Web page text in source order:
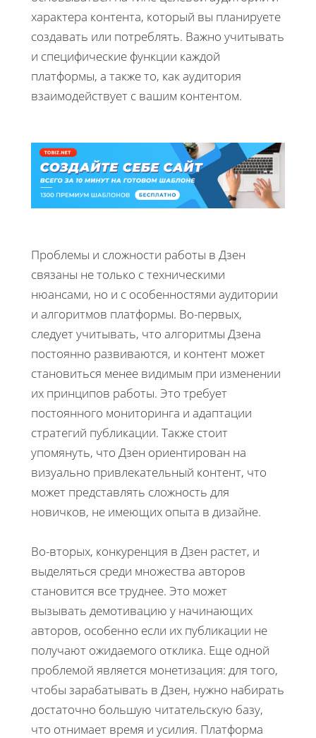
характера контента, который вы планируете
создавать или потреблять. Важно учитывать
и специфические функции каждой
платформы, а также то, как аудитория
взаимодействует с вашим контентом.
Проблемы и сложности работы в Дзен
связаны не только с техническими
нюансами, но и с особенностями аудитории
и алгоритмов платформы. Во-первых,
следует учитывать, что алгоритмы Дзена
постоянно развиваются, и контент может
становиться менее видимым при изменении
их принципов работы. Это требует
постоянного мониторинга и адаптации
стратегий публикации. Также стоит
упомянуть, что Дзен ориентирован на
визуально привлекательный контент, что
может представлять сложность для
новичков, не имеющих опыта в дизайне.
Во-вторых, конкуренция в Дзен растет, и
выделяться среди множества авторов
становится все труднее. Это может
вызывать демотивацию у начинающих
авторов, особенно если их публикации не
получают ожидаемого отклика. Еще одной
проблемой является монетизация: для того,
чтобы зарабатывать в Дзен, нужно набирать
достаточно большую читательскую базу,
что отнимает время и усилия. Платформа